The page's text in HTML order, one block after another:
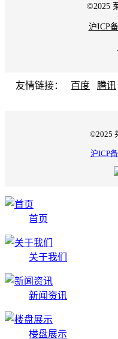
©2025
沪ICP
友情链接： 百度 腾讯
©2025
沪ICP
首页
关于我们
新闻资讯
楼盘展示